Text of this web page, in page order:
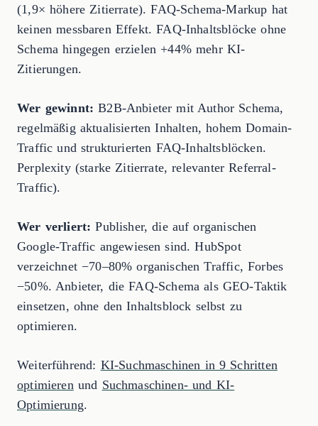
(1,9× höhere Zitierrate). FAQ-Schema-Markup hat
keinen messbaren Effekt. FAQ-Inhaltsblöcke ohne
Schema hingegen erzielen +44% mehr KI-
Zitierungen.
Wer gewinnt: B2B-Anbieter mit Author Schema,
regelmäßig aktualisierten Inhalten, hohem Domain-
Traffic und strukturierten FAQ-Inhaltsblöcken.
Perplexity (starke Zitierrate, relevanter Referral-
Traffic).
Wer verliert: Publisher, die auf organischen
Google-Traffic angewiesen sind. HubSpot
verzeichnet −70–80% organischen Traffic, Forbes
−50%. Anbieter, die FAQ-Schema als GEO-Taktik
einsetzen, ohne den Inhaltsblock selbst zu
optimieren.
Weiterführend: KI-Suchmaschinen in 9 Schritten
optimieren und Suchmaschinen- und KI-
Optimierung.